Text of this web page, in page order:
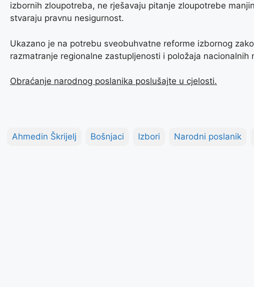
izbornih zloupotreba, ne rješavaju pitanje zloupotrebe
stvaraju pravnu nesigurnost.
Ukazano je na potrebu sveobuhvatne reforme izbornog
razmatranje regionalne zastupljenosti i položaja nacionalnih
Obraćanje narodnog poslanika poslušajte u cjelosti.
Ahmedin Škrijelj Bošnjaci Izbori Narodni poslanik